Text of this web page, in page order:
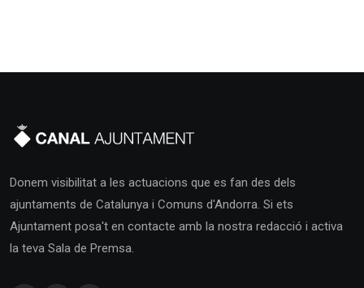
Donem visibilitat a les actuacions que es fan des dels
ajuntaments de Catalunya i Comuns d'Andorra. Si ets
Ajuntament posa't en contacte amb la nostra redacció i activa
la teva Sala de Premsa.